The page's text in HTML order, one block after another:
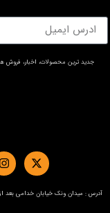
جدید ترین محصولات، اخبار، فروش